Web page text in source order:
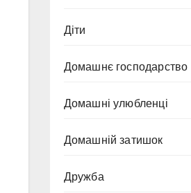
Діти
Домашнє господарство
Домашні улюбленці
Домашній затишок
Дружба